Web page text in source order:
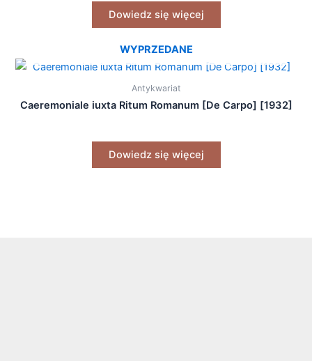
Dowiedz się więcej
WYPRZEDANE
Antykwariat
Caeremoniale iuxta Ritum Romanum [De Carpo] [1932]
Dowiedz się więcej